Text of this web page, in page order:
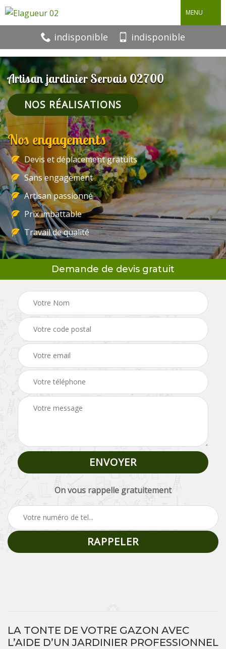
MENU
indisponible indisponible
Artisan jardinier Servais 02700
NOS RÉALISATIONS
Nos engagements
Devis et déplacement gratuits
Sans engagement
Artisan passionné
Prix imbattable
Travail de qualité
Demande de devis gratuit
On vous rappelle gratuitement
LA TONTE DE VOTRE GAZON AVEC
L’AIDE D’UN JARDINIER PROFESSIONNEL